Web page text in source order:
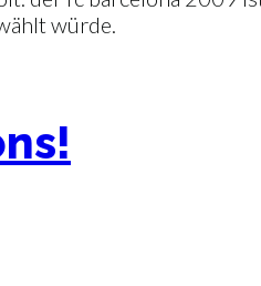
würde.